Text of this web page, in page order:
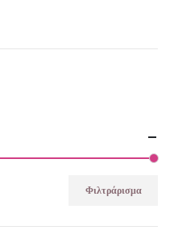
Φιλτράρισμα